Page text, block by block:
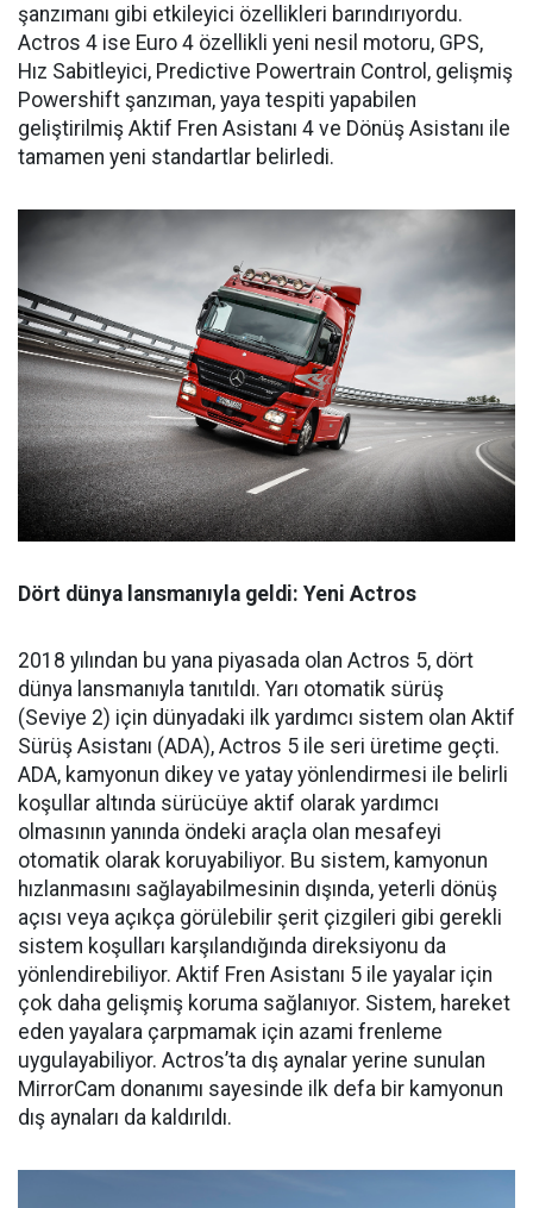
şanzımanı gibi etkileyici özellikleri barındırıyordu.
Actros 4 ise Euro 4 özellikli yeni nesil motoru, GPS,
Hız Sabitleyici, Predictive Powertrain Control, gelişmiş
Powershift şanzıman, yaya tespiti yapabilen
geliştirilmiş Aktif Fren Asistanı 4 ve Dönüş Asistanı ile
tamamen yeni standartlar belirledi.
Dört dünya lansmanıyla geldi: Yeni Actros
2018 yılından bu yana piyasada olan Actros 5, dört
dünya lansmanıyla tanıtıldı. Yarı otomatik sürüş
(Seviye 2) için dünyadaki ilk yardımcı sistem olan Aktif
Sürüş Asistanı (ADA), Actros 5 ile seri üretime geçti.
ADA, kamyonun dikey ve yatay yönlendirmesi ile belirli
koşullar altında sürücüye aktif olarak yardımcı
olmasının yanında öndeki araçla olan mesafeyi
otomatik olarak koruyabiliyor. Bu sistem, kamyonun
hızlanmasını sağlayabilmesinin dışında, yeterli dönüş
açısı veya açıkça görülebilir şerit çizgileri gibi gerekli
sistem koşulları karşılandığında direksiyonu da
yönlendirebiliyor. Aktif Fren Asistanı 5 ile yayalar için
çok daha gelişmiş koruma sağlanıyor. Sistem, hareket
eden yayalara çarpmamak için azami frenleme
uygulayabiliyor. Actros’ta dış aynalar yerine sunulan
MirrorCam donanımı sayesinde ilk defa bir kamyonun
dış aynaları da kaldırıldı.